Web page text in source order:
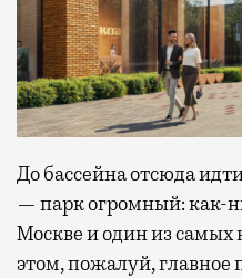
До бассейна отсюда
— парк огромный: как-
Москве и один из самых
этом, пожалуй,